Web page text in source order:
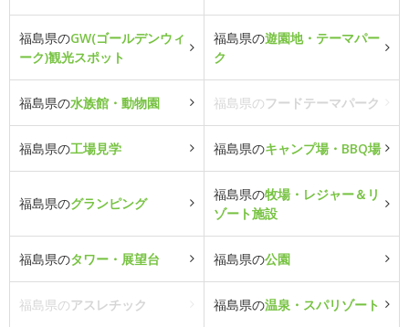
福島県のGW(ゴールデンウィ
ーク)観光スポット
福島県の遊園地・テーマパー
ク
福島県の水族館・動物園 福島県のフードテーマパーク
福島県の工場見学 福島県のキャンプ場・BBQ場
福島県のグランピング
福島県の牧場・レジャー＆リ
ゾート施設
福島県のタワー・展望台 福島県の公園
福島県のアスレチック 福島県の温泉・スパリゾート